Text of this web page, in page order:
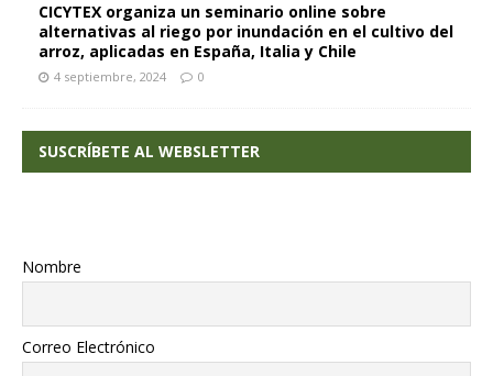
CICYTEX organiza un seminario online sobre
alternativas al riego por inundación en el cultivo del
arroz, aplicadas en España, Italia y Chile
4 septiembre, 2024 0
SUSCRÍBETE AL WEBSLETTER
Nombre
Correo Electrónico